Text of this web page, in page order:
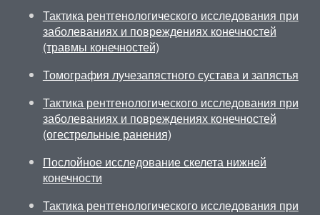
Тактика рентгенологического исследования при
заболеваниях и повреждениях конечностей
(травмы конечностей)
Томография лучезапястного сустава и запястья
Тактика рентгенологического исследования при
заболеваниях и повреждениях конечностей
(огестрельные ранения)
Послойное исследование скелета нижней
конечности
Тактика рентгенологического исследования при